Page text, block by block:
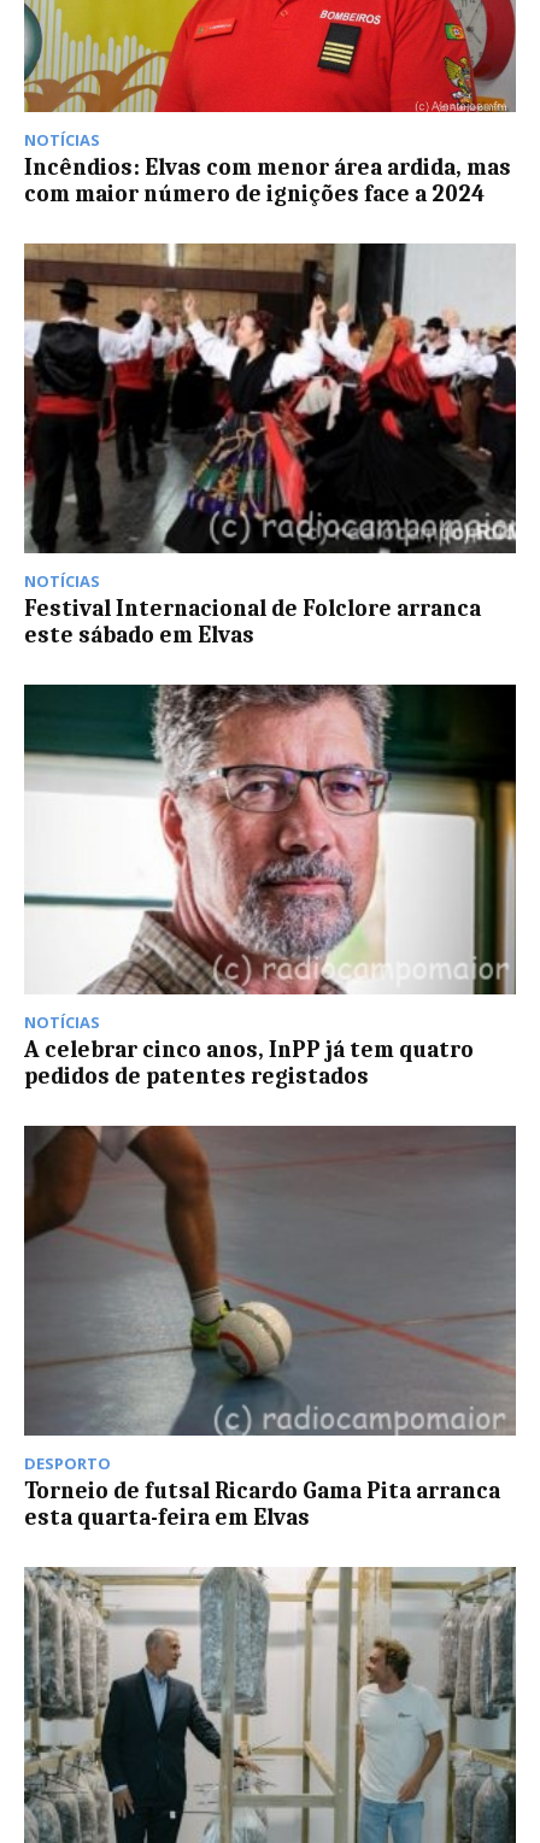
NOTÍCIAS
Incêndios: Elvas com menor área ardida, mas
com maior número de ignições face a 2024
NOTÍCIAS
Festival Internacional de Folclore arranca
este sábado em Elvas
NOTÍCIAS
A celebrar cinco anos, InPP já tem quatro
pedidos de patentes registados
DESPORTO
Torneio de futsal Ricardo Gama Pita arranca
esta quarta-feira em Elvas